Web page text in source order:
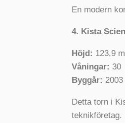
En modern
4. Kista
Höjd: 123,9
Våningar: 30
Byggår: 2003
Detta torn i
teknikföretag.